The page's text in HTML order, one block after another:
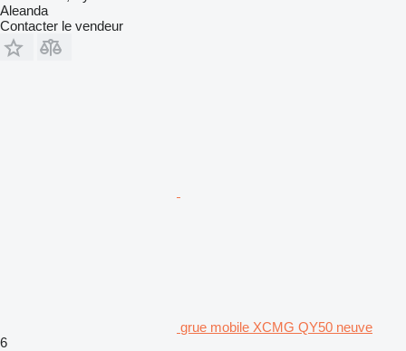
Aleanda
Contacter le vendeur
grue mobile XCMG QY50 neuve
6